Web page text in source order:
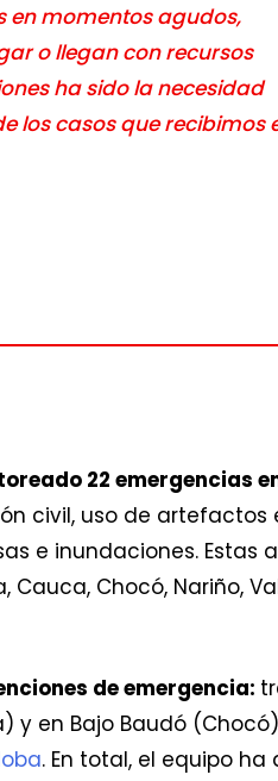
en momentos agudos,
o llegan con recursos
ha sido la necesidad
los casos que recibimos
22 emergencias
civil, uso de artefactos
e inundaciones. Estas
Chocó, Nariño,
de emergencia:
y en Bajo Baudó
. En total, el equipo